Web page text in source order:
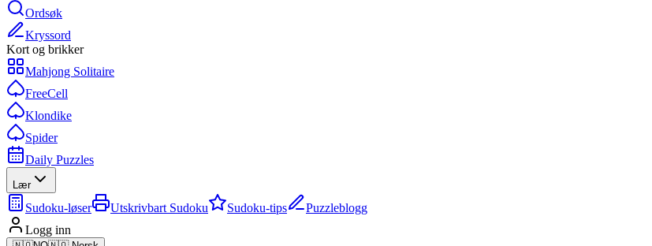
Ordsøk
Kryssord
Kort og brikker
Mahjong Solitaire
FreeCell
Klondike
Spider
Daily Puzzles
Lær
Sudoku-løser Utskrivbart Sudoku Sudoku-tips
Puzzleblogg
Logg inn